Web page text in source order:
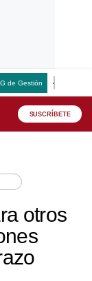
G de Gestión
SUSCRÍBETE
otros